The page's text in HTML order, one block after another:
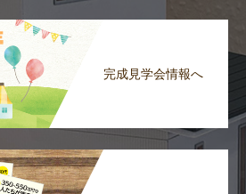
完成見学会情報へ